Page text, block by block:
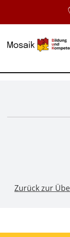
Home
Zurück zur